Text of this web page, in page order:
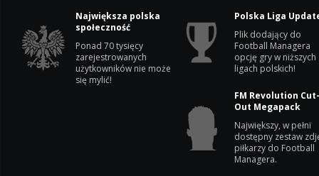
Największa polska
społeczność
Ponad 70 tysięcy
zarejestrowanych
użytkowników nie może
się mylić!
Polska Liga
Plik dodający do
Football Managera
opcję gry w niższych
ligach polskich!
FM Revolution
Out Megapack
Największy, w pełni
dostępny zestaw
piłkarzy do Football
Managera.